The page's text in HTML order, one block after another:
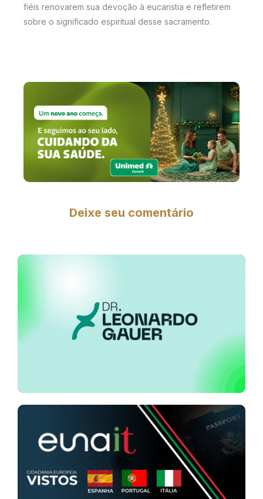
fiéis renovarem sua devoção à eucaristia e refletirem
sobre o significado espiritual desse sacramento.
Deixe seu comentário